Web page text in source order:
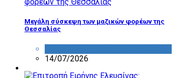
Μεγάλη σύσκεψη των μαζικών φορέων της
Θεσσαλίας
14/07/2026